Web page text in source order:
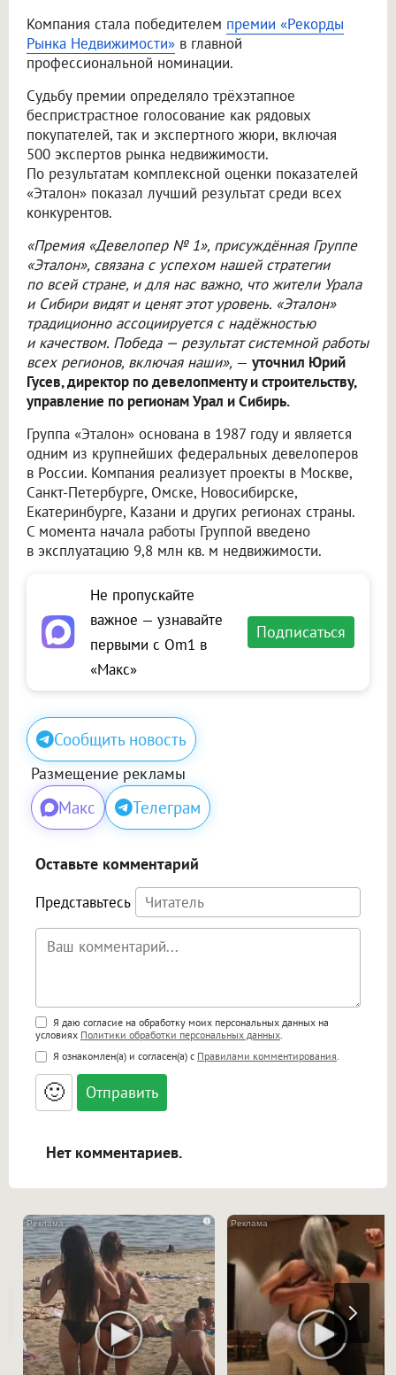
Компания стала победителем премии «Рекорды
Рынка Недвижимости» в главной
профессиональной номинации.
Судьбу премии определяло трёхэтапное
беспристрастное голосование как рядовых
покупателей, так и экспертного жюри, включая
500 экспертов рынка недвижимости.
По результатам комплексной оценки показателей
«Эталон» показал лучший результат среди всех
конкурентов.
«Премия «Девелопер № 1», присуждённая Группе
«Эталон», связана с успехом нашей стратегии
по всей стране, и для нас важно, что жители Урала
и Сибири видят и ценят этот уровень. «Эталон»
традиционно ассоциируется с надёжностью
и качеством. Победа — результат системной работы
всех регионов, включая наши», — уточнил Юрий
Гусев, директор по девелопменту и строительству,
управление по регионам Урал и Сибирь.
Группа «Эталон» основана в 1987 году и является
одним из крупнейших федеральных девелоперов
в России. Компания реализует проекты в Москве,
Санкт-Петербурге, Омске, Новосибирске,
Екатеринбурге, Казани и других регионах страны.
С момента начала работы Группой введено
в эксплуатацию 9,8 млн кв. м недвижимости.
Не пропускайте
важное — узнавайте
первыми с Om1 в
«Макс»
Подписаться
Сообщить новость
Размещение рекламы
Макс Телеграм
Оставьте комментарий
Представьтесь
Поддержка HTML
<b>, <strong>, <u>, <i>, <em>, <s>, <big>,
<small>, <sup>, <sub>, <pre>, <ul>, <ol>, <li>,
<blockquote>, <code> экранирует HTML,
адреса URL автоматически становятся
ссылками, и [img]адрес[/img] будет
Я даю согласие на обработку моих персональных данных на
условиях Политики обработки персональных данных.
Я ознакомлен(а) и согласен(а) с Правилами комментирования.
🙂
Нет комментариев.
i